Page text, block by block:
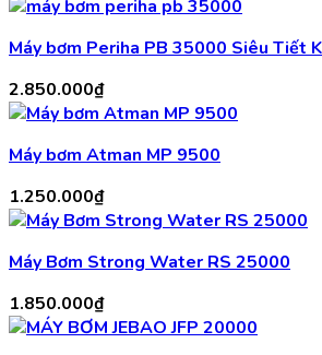
Máy bơm Periha PB 35000 Siêu Tiết
2.850.000₫
Máy bơm Atman MP 9500
1.250.000₫
Máy Bơm Strong Water RS 25000
1.850.000₫